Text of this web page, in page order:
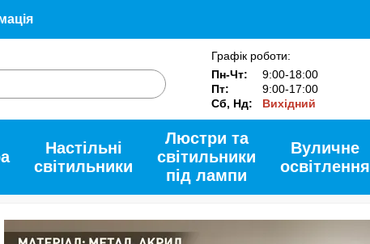
Допомога
Про нас
Графік роботи:
Пн-Чт:
9:00-18:00
Пт:
9:00-17:00
Сб, Нд:
Вихідний
Настільні
світильники
Люстри та
світильники
під лампи
Вуличне
освітлення